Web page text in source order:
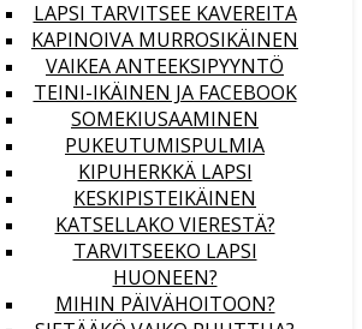
LAPSI TARVITSEE KAVEREITA
KAPINOIVA MURROSIKÄINEN
VAIKEA ANTEEKSIPYYNTÖ
TEINI-IKÄINEN JA FACEBOOK
SOMEKIUSAAMINEN
PUKEUTUMISPULMIA
KIPUHERKKÄ LAPSI
KESKIPISTEIKÄINEN
KATSELLAKO VIERESTÄ?
TARVITSEEKO LAPSI
HUONEEN?
MIHIN PÄIVÄHOITOON?